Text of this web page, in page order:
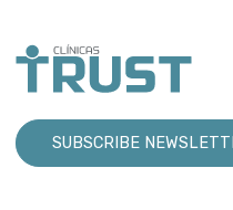
SUBSCRIBE